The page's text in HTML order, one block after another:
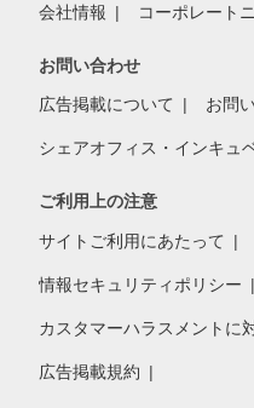
会社情報 コーポレート
お問い合わせ
広告掲載について お問
シェアオフィス・インキュ
ご利用上の注意
サイトご利用にあたって
情報セキュリティポリシー
カスタマーハラスメントに
広告掲載規約